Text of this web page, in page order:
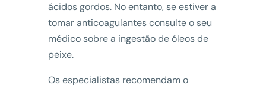
ácidos gordos. No entanto, se estiver a
tomar anticoagulantes consulte o seu
médico sobre a ingestão de óleos de
peixe.
Os especialistas recomendam o